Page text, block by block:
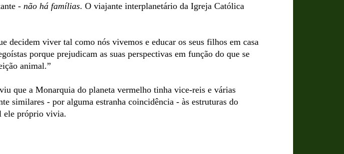
- não há famílias. O viajante interplanetário da Igreja Católica
decidem viver tal como nós vivemos e educar os seus filhos em casa
porque prejudicam as suas perspectivas em função do que se
animal.”
que a Monarquia do planeta vermelho tinha vice-reis e várias
similares - por alguma estranha coincidência - às estruturas do
ele próprio vivia.